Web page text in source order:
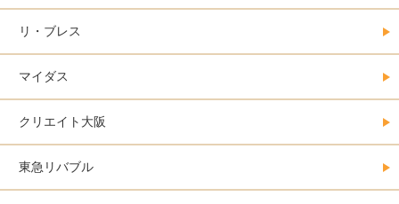
リ・ブレス
マイダス
クリエイト大阪
東急リバブル